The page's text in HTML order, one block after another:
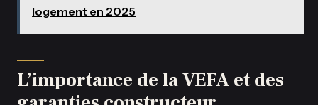
logement en 2025
L’importance de la VEFA et des